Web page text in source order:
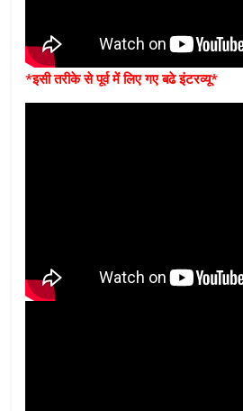
*इसी तरीके से पूर्व में लिए गए बढे इंटरव्यू*